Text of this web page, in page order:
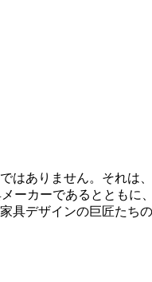
はありません。それ
ーカーであるととも
具デザインの巨匠た